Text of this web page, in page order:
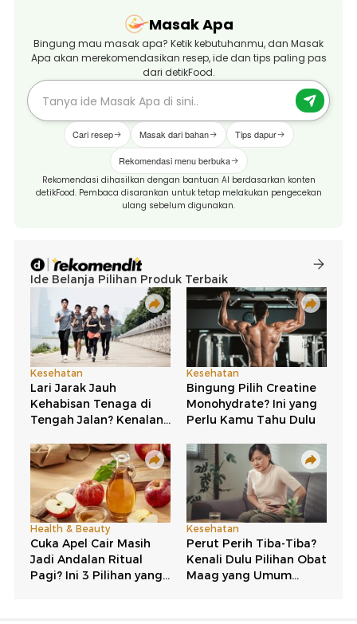
Masak Apa
Bingung mau masak apa? Ketik kebutuhanmu, dan Masak
Apa akan merekomendasikan resep, ide dan tips paling pas
dari detikFood.
Cari resep Masak dari bahan Tips dapur
Rekomendasi menu berbuka
Rekomendasi dihasilkan dengan bantuan AI berdasarkan konten
detikFood. Pembaca disarankan untuk tetap melakukan pengecekan
ulang sebelum digunakan.